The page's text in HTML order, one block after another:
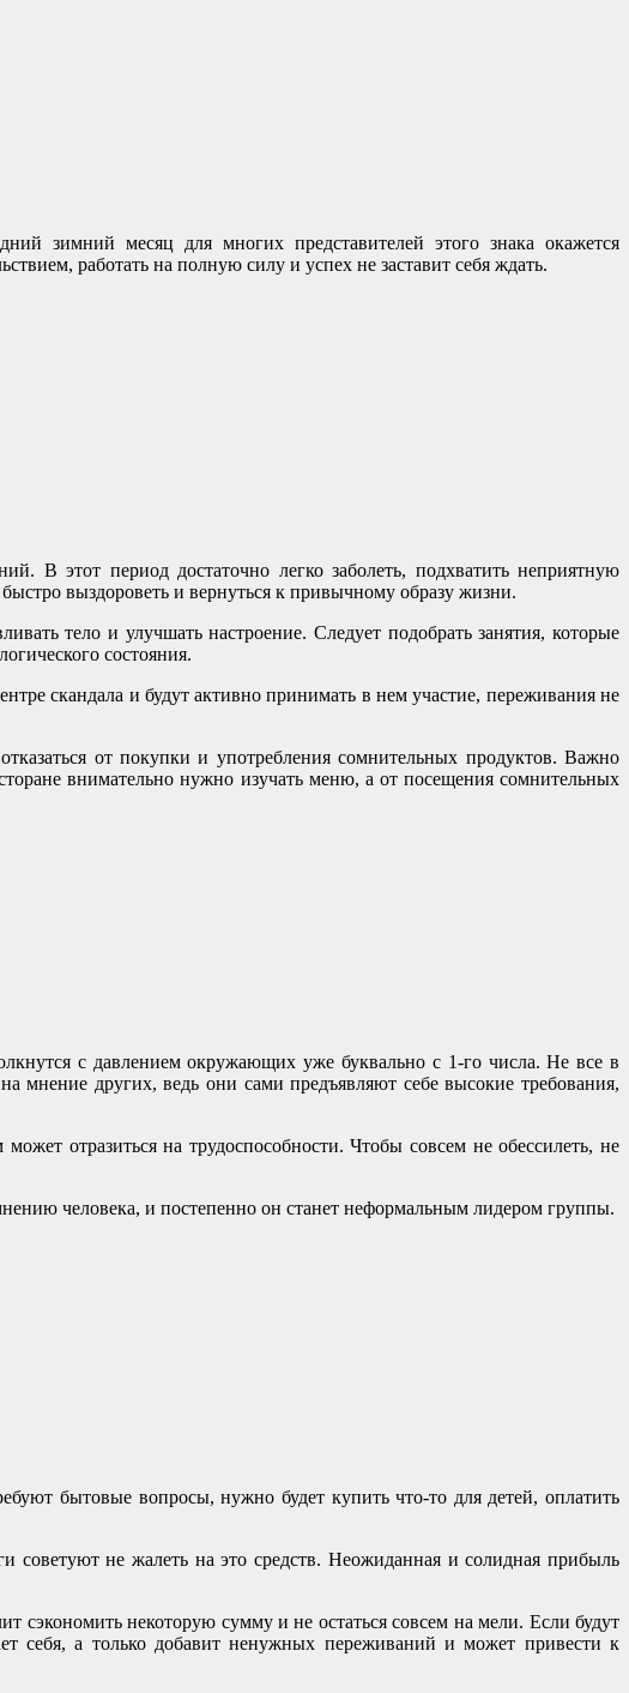
зимний месяц для многих представителей этого знака окажется
работать на полную силу и успех не заставит себя ждать.
В этот период достаточно легко заболеть, подхватить неприятную
выздороветь и вернуться к привычному образу жизни.
тело и улучшать настроение. Следует подобрать занятия, которые
состояния.
скандала и будут активно принимать в нем участие, переживания не
от покупки и употребления сомнительных продуктов. Важно
внимательно нужно изучать меню, а от посещения сомнительных
с давлением окружающих уже буквально с 1-го числа. Не все в
мнение других, ведь они сами предъявляют себе высокие требования,
отразиться на трудоспособности. Чтобы совсем не обессилеть, не
человека, и постепенно он станет неформальным лидером группы.
бытовые вопросы, нужно будет купить что-то для детей, оплатить
советуют не жалеть на это средств. Неожиданная и солидная прибыль
сэкономить некоторую сумму и не остаться совсем на мели. Если будут
себя, а только добавит ненужных переживаний и может привести к